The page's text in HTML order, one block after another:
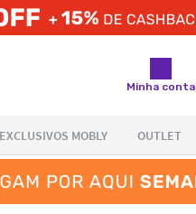
Minha conta